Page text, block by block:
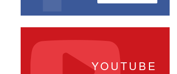
YOUTUBE